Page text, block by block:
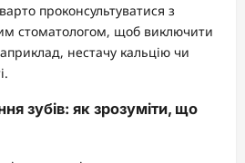
проконсультуватися з
стоматологом, щоб виключити
нестачу кальцію чи
зубів: як зрозуміти, що